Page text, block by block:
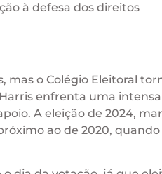
à defesa dos direitos
o Colégio Eleitoral
enfrenta uma intensa
A eleição de 2024,
ao de 2020,